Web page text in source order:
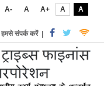
A- A A+ A
A
हमसे संपर्क करें|